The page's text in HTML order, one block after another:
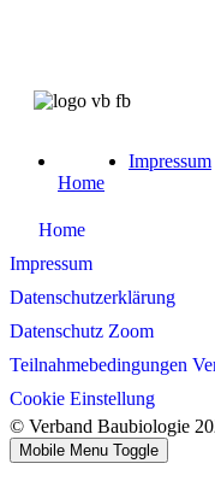
Home
Impressum
Home
Impressum
Datenschutzerklärung
Datenschutz Zoom
Teilnahmebedingungen
Cookie Einstellung
© Verband Baubiologie
Mobile Menu Toggle